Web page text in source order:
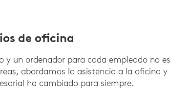
de oficina
un ordenador para cada empleado no es
abordamos la asistencia a la oficina y
ha cambiado para siempre.